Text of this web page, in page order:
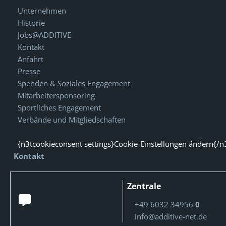
Unternehmen
Historie
Jobs@ADDITIVE
Kontakt
Anfahrt
Presse
Spenden & Soziales Engagement
Mitarbeitersponsoring
Sportliches Engagement
Verbände und Mitgliedschaften
{n3tcookieconsent settings}Cookie-Einstellungen ändern{/
Kontakt
Zentrale
+49 6032 349560
info@additive-net.de